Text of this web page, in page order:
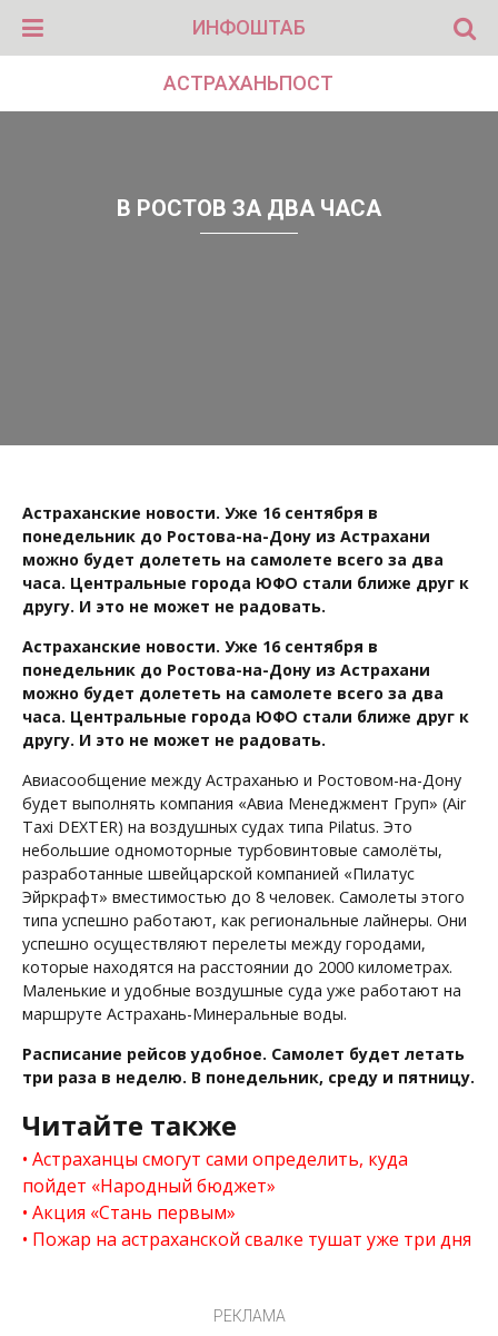
ИНФОШТАБ
АСТРАХАНЬПОСТ
В РОСТОВ ЗА ДВА ЧАСА
Астраханские новости. Уже 16 сентября в
понедельник до Ростова-на-Дону из Астрахани
можно будет долететь на самолете всего за два
часа. Центральные города ЮФО стали ближе друг к
другу. И это не может не радовать.
Астраханские новости. Уже 16 сентября в
понедельник до Ростова-на-Дону из Астрахани
можно будет долететь на самолете всего за два
часа. Центральные города ЮФО стали ближе друг к
другу. И это не может не радовать.
Авиасообщение между Астраханью и Ростовом-на-Дону
будет выполнять компания «Авиа Менеджмент Груп» (Air
Taxi DEXTER) на воздушных судах типа Pilatus. Это
небольшие одномоторные турбовинтовые самолёты,
разработанные швейцарской компанией «Пилатус
Эйркрафт» вместимостью до 8 человек. Самолеты этого
типа успешно работают, как региональные лайнеры. Они
успешно осуществляют перелеты между городами,
которые находятся на расстоянии до 2000 километрах.
Маленькие и удобные воздушные суда уже работают на
маршруте Астрахань-Минеральные воды.
Расписание рейсов удобное. Самолет будет летать
три раза в неделю. В понедельник, среду и пятницу.
Читайте также
Астраханцы смогут сами определить, куда
пойдет «Народный бюджет»
Акция «Стань первым»
Пожар на астраханской свалке тушат уже три дня
РЕКЛАМА